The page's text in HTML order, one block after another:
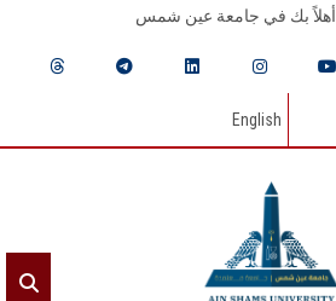
أهلاً بك في جامعة عين شمس
English